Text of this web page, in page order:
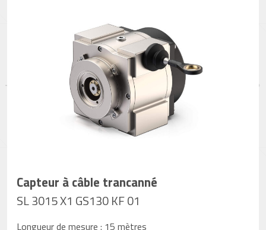
Capteur à câble trancanné
SL 3015 X1 GS130 KF 01
Longueur de mesure : 15 mètres